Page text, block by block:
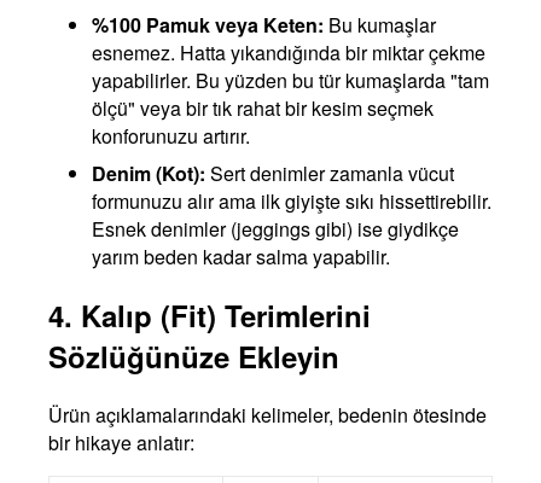
%100 Pamuk veya Keten: Bu kumaşlar
esnemez. Hatta yıkandığında bir miktar çekme
yapabilirler. Bu yüzden bu tür kumaşlarda "tam
ölçü" veya bir tık rahat bir kesim seçmek
konforunuzu artırır.
Denim (Kot): Sert denimler zamanla vücut
formunuzu alır ama ilk giyişte sıkı hissettirebilir.
Esnek denimler (jeggings gibi) ise giydikçe
yarım beden kadar salma yapabilir.
4. Kalıp (Fit) Terimlerini
Sözlüğünüze Ekleyin
Ürün açıklamalarındaki kelimeler, bedenin ötesinde
bir hikaye anlatır: